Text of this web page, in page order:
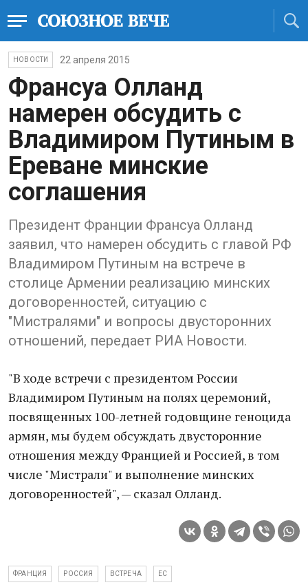
НОВОСТИ 22 апреля 2015
Франсуа Олланд
намерен обсудить с
Владимиром Путиным в
Ереване минские
соглашения
Президент Франции Франсуа Олланд
заявил, что намерен обсудить с главой РФ
Владимиром Путиным на встрече в
столице Армении реализацию минских
договоренностей, ситуацию с
"Мистралями" и вопросы двусторонних
отношений, передает РИА Новости.
"В ходе встречи с президентом России
Владимиром Путиным на полях церемоний,
посвященных 100-летней годовщине геноцида
армян, мы будем обсуждать двусторонние
отношения между Францией и Россией, в том
числе "Мистрали" и выполнение минских
договоренностей", — сказал Олланд.
ФРАНЦИЯ РОССИЯ ВСТРЕЧА ЕС